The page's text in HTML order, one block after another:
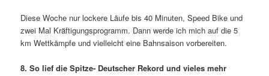
Diese Woche nur lockere Läufe bis 40 Minuten, Speed Bike und
zwei Mal Kräftigungsprogramm. Dann werde ich mich auf die 5
km Wettkämpfe und vielleicht eine Bahnsaison vorbereiten.
8. So lief die Spitze- Deutscher Rekord und vieles mehr